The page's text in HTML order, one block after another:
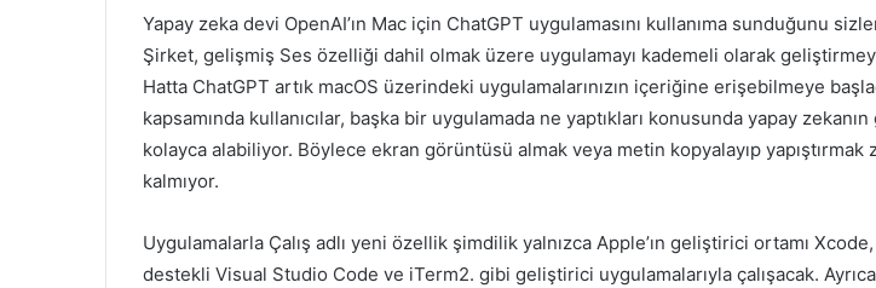
Yapay zeka devi OpenAI’ın Mac için ChatGPT uygulamasını kullanıma sunduğunu
Şirket, gelişmiş Ses özelliği dahil olmak üzere uygulamayı kademeli olarak
Hatta ChatGPT artık macOS üzerindeki uygulamalarınızın içeriğine erişebilmeye
kapsamında kullanıcılar, başka bir uygulamada ne yaptıkları konusunda yapay
kolayca alabiliyor. Böylece ekran görüntüsü almak veya metin kopyalayıp yapıştırmak
kalmıyor.
Uygulamalarla Çalış adlı yeni özellik şimdilik yalnızca Apple’ın geliştirici ortamı
destekli Visual Studio Code ve iTerm2. gibi geliştirici uygulamalarıyla çalışacak.